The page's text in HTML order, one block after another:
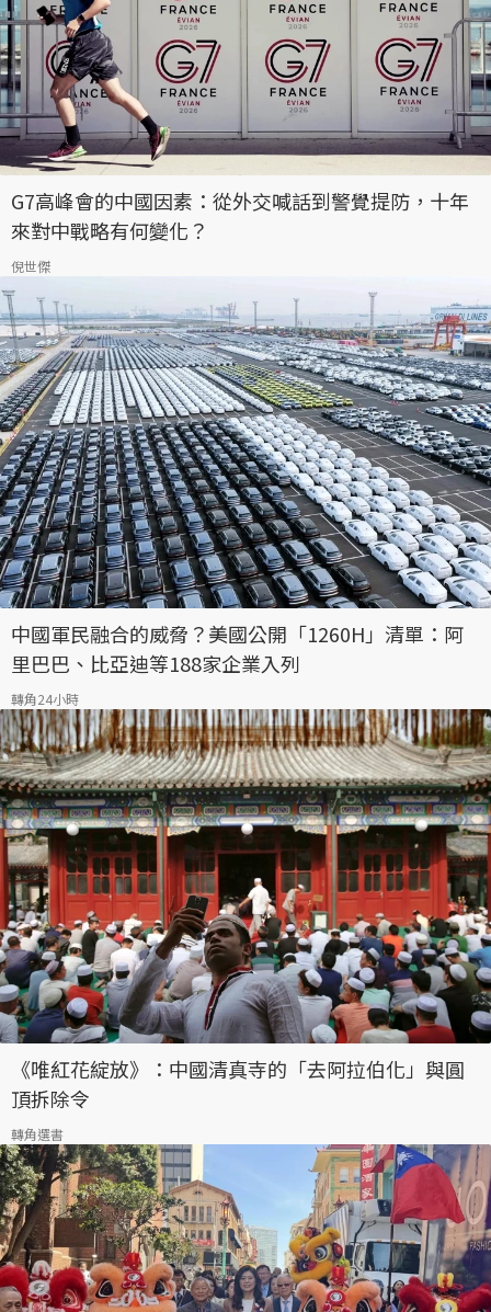
G7高峰會的中國因素：從外交喊話到警覺提防，十年
來對中戰略有何變化？
倪世傑
中國軍民融合的威脅？美國公開「1260H」清單：阿
里巴巴、比亞迪等188家企業入列
轉角24小時
《唯紅花綻放》：中國清真寺的「去阿拉伯化」與圓
頂拆除令
轉角選書